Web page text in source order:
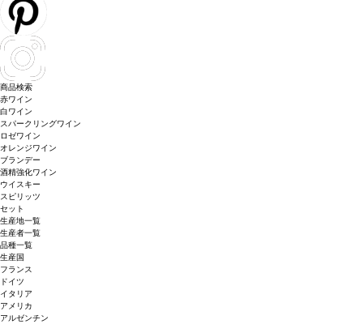
商品検索
赤ワイン
白ワイン
スパークリングワイン
ロゼワイン
オレンジワイン
ブランデー
酒精強化ワイン
ウイスキー
スピリッツ
セット
生産地一覧
生産者一覧
品種一覧
生産国
フランス
ドイツ
イタリア
アメリカ
アルゼンチン